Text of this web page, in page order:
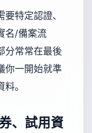
特定認證、
名/備案流
分常常在最後
你一開始就準
。
、試用資